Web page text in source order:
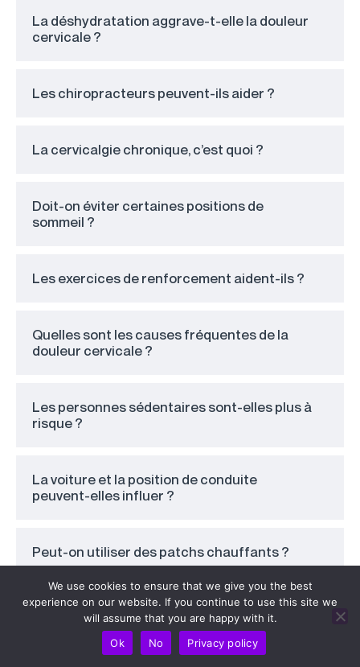
La déshydratation aggrave-t-elle la douleur
cervicale ?
Les chiropracteurs peuvent-ils aider ?
La cervicalgie chronique, c’est quoi ?
Doit-on éviter certaines positions de
sommeil ?
Les exercices de renforcement aident-ils ?
Quelles sont les causes fréquentes de la
douleur cervicale ?
Les personnes sédentaires sont-elles plus à
risque ?
La voiture et la position de conduite
peuvent-elles influer ?
Peut-on utiliser des patchs chauffants ?
We use cookies to ensure that we give you the best
experience on our website. If you continue to use this site we
will assume that you are happy with it.
Ok
No Privacy policy